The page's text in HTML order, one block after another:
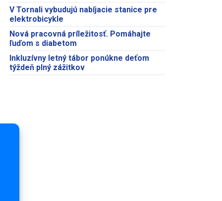
V Tornali vybudujú nabíjacie stanice pre
elektrobicykle
Nová pracovná príležitosť. Pomáhajte
ľuďom s diabetom
Inkluzívny letný tábor ponúkne deťom
týždeň plný zážitkov